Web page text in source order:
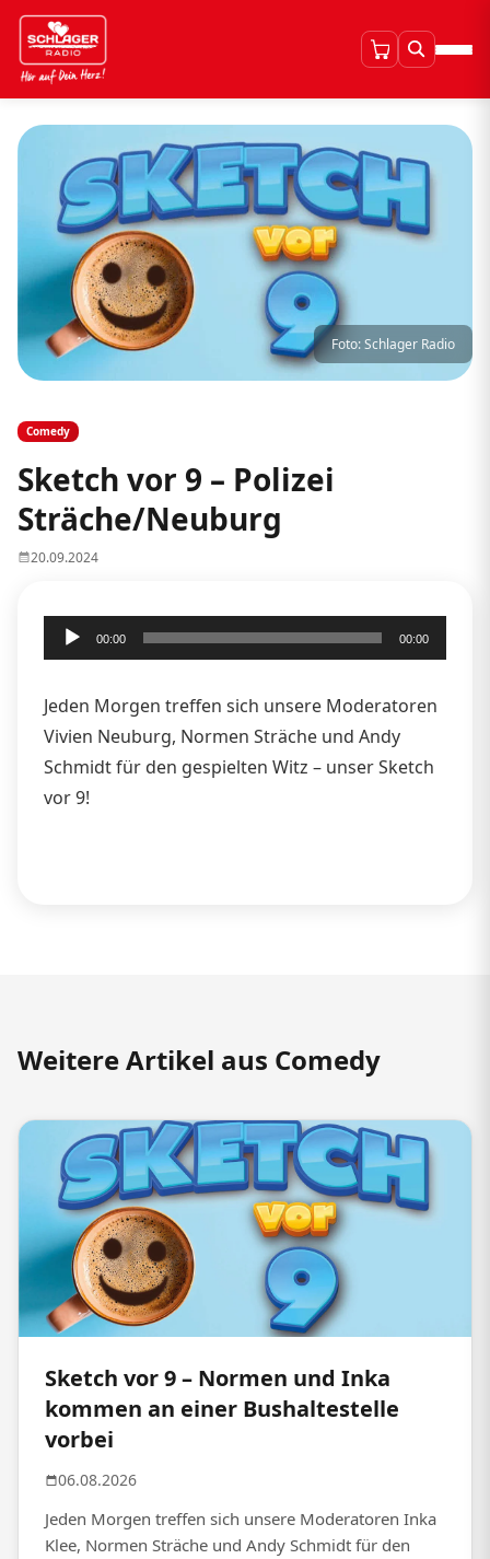
Foto: Schlager Radio
Comedy
Sketch vor 9 – Polizei
Sträche/Neuburg
20.09.2024
Audio-
Player
00:00 00:00
Jeden Morgen treffen sich unsere Moderatoren
Vivien Neuburg, Normen Sträche und Andy
Schmidt für den gespielten Witz – unser Sketch
vor 9!
Weitere Artikel aus Comedy
Sketch vor 9 – Normen und Inka
kommen an einer Bushaltestelle
vorbei
06.08.2026
Jeden Morgen treffen sich unsere Moderatoren Inka
Klee, Normen Sträche und Andy Schmidt für den